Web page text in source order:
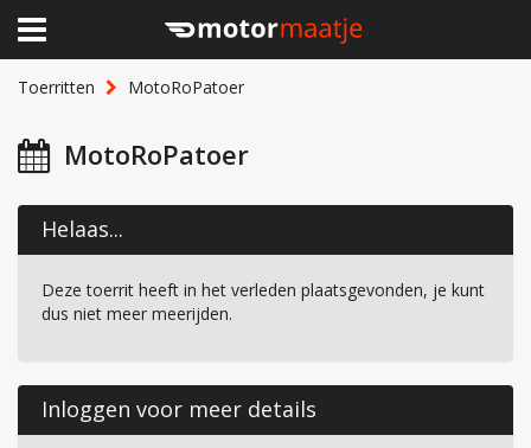
Toerritten MotoRoPatoer
MotoRoPatoer
Helaas...
Deze toerrit heeft in het verleden plaatsgevonden, je kunt
dus niet meer meerijden.
Inloggen voor meer details
×
Home
Clubhuis
Lid worden
Over Motormaatje